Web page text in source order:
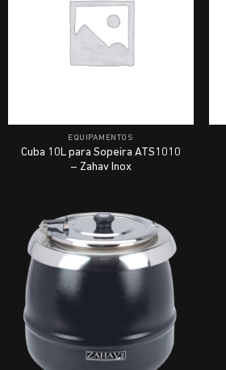
EQUIPAMENTOS
Cuba 10L para Sopeira ATS1010
– Zahav Inox